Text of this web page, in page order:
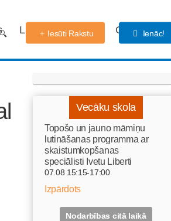
Labdarības fonds Gaidības
Iesūti Rakstu Ienāc!
Vecāku skola
Topošo un jauno māmiņu
lutināšanas programma ar
skaistumkopšanas
speciālisti Ivetu Liberti
07.08 15:15-17:00
Izpārdots
Nodarbības citā laikā